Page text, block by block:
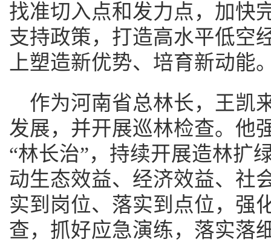
找准切入点和发力点，加快
支持政策，打造高水平低空
上塑造新优势、培育新动能
作为河南省总林长，王凯
发展，并开展巡林检查。他
“林长治”，持续开展造林扩
动生态效益、经济效益、社
实到岗位、落实到点位，强
查，抓好应急演练，落实落